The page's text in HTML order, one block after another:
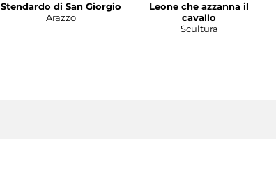
Stendardo di San Giorgio
Arazzo
Leone che azzanna il
cavallo
Scultura